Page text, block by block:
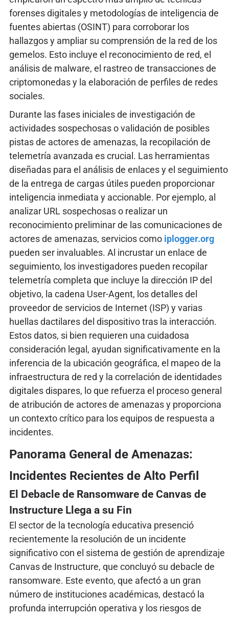
forenses digitales y metodologías de inteligencia de
fuentes abiertas (OSINT) para corroborar los
hallazgos y ampliar su comprensión de la red de los
gemelos. Esto incluye el reconocimiento de red, el
análisis de malware, el rastreo de transacciones de
criptomonedas y la elaboración de perfiles de redes
sociales.
Durante las fases iniciales de investigación de
actividades sospechosas o validación de posibles
pistas de actores de amenazas, la recopilación de
telemetría avanzada es crucial. Las herramientas
diseñadas para el análisis de enlaces y el seguimiento
de la entrega de cargas útiles pueden proporcionar
inteligencia inmediata y accionable. Por ejemplo, al
analizar URL sospechosas o realizar un
reconocimiento preliminar de las comunicaciones de
actores de amenazas, servicios como iplogger.org
pueden ser invaluables. Al incrustar un enlace de
seguimiento, los investigadores pueden recopilar
telemetría completa que incluye la dirección IP del
objetivo, la cadena User-Agent, los detalles del
proveedor de servicios de Internet (ISP) y varias
huellas dactilares del dispositivo tras la interacción.
Estos datos, si bien requieren una cuidadosa
consideración legal, ayudan significativamente en la
inferencia de la ubicación geográfica, el mapeo de la
infraestructura de red y la correlación de identidades
digitales dispares, lo que refuerza el proceso general
de atribución de actores de amenazas y proporciona
un contexto crítico para los equipos de respuesta a
incidentes.
Panorama General de Amenazas:
Incidentes Recientes de Alto Perfil
El Debacle de Ransomware de Canvas de
Instructure Llega a su Fin
El sector de la tecnología educativa presenció
recientemente la resolución de un incidente
significativo con el sistema de gestión de aprendizaje
Canvas de Instructure, que concluyó su debacle de
ransomware. Este evento, que afectó a un gran
número de instituciones académicas, destacó la
profunda interrupción operativa y los riesgos de